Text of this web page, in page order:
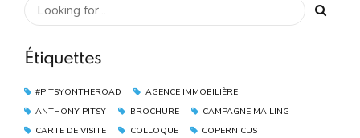
Étiquettes
#PITSYONTHEROAD
AGENCE IMMOBILIÈRE
ANTHONY PITSY
BROCHURE
CAMPAGNE MAILING
CARTE DE VISITE
COLLOQUE
COPERNICUS